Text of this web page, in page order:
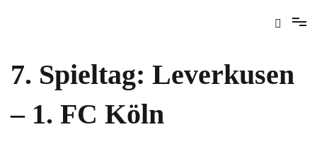
7. Spieltag: Leverkusen
– 1. FC Köln